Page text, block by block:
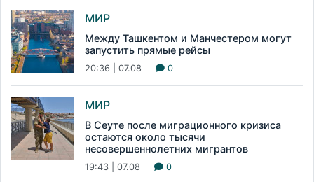
МИР
Между Ташкентом и Манчестером могут
запустить прямые рейсы
20:36 | 07.08 0
МИР
В Сеуте после миграционного кризиса
остаются около тысячи
несовершеннолетних мигрантов
19:43 | 07.08 0